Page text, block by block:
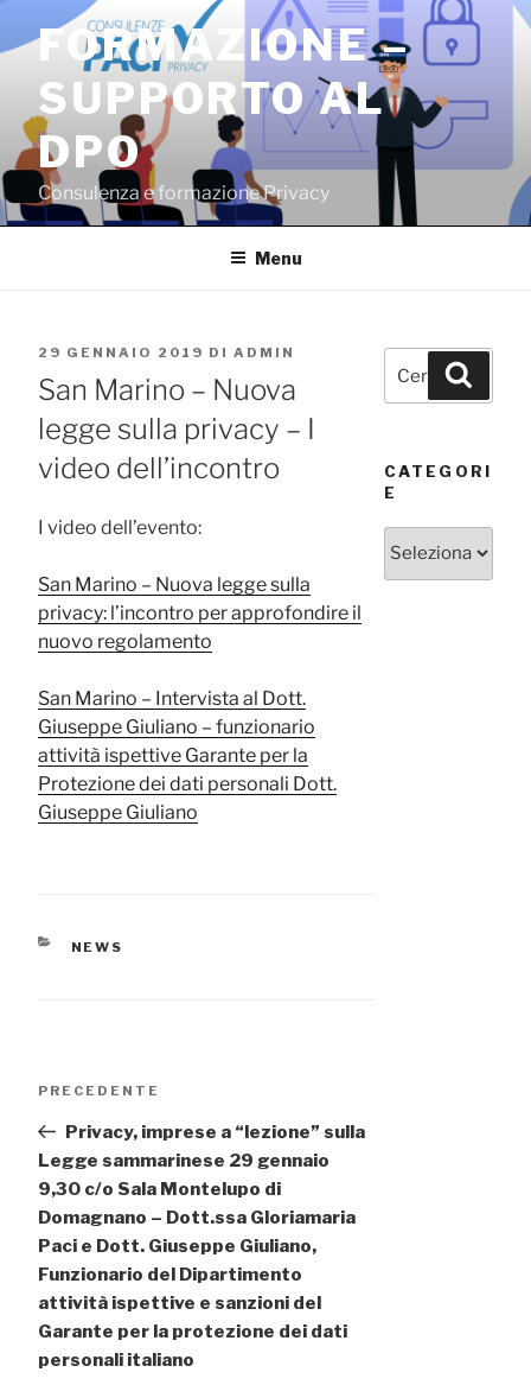
contenuto
FORMAZIONE –
SUPPORTO AL
DPO
Consulenza e formazione Privacy
Menu
PUBBLICATO
IL
29 GENNAIO 2019 DI ADMIN
San Marino – Nuova
legge sulla privacy – I
video dell’incontro
I video dell’evento:
San Marino – Nuova legge sulla
privacy: l’incontro per approfondire il
nuovo regolamento
San Marino – Intervista al Dott.
Giuseppe Giuliano – funzionario
attività ispettive Garante per la
Protezione dei dati personali Dott.
Giuseppe Giuliano
CATEGORIE
NEWS
Articolo
PRECEDENTE
Privacy, imprese a “lezione” sulla
Legge sammarinese 29 gennaio
9,30 c/o Sala Montelupo di
Domagnano – Dott.ssa Gloriamaria
Paci e Dott. Giuseppe Giuliano,
Funzionario del Dipartimento
attività ispettive e sanzioni del
Garante per la protezione dei dati
personali italiano
Cerca:
CATEGORI
E